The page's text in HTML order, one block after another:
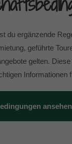
du ergänzende
geführte
gelten.
Informationen
ansehen